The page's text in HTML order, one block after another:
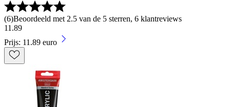
(6)Beoordeeld met 2.5 van de 5 sterren, 6 klantreviews
11 .89
Prijs: 11.89 euro